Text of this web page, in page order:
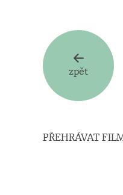
zpět
PŘEHRÁVAT